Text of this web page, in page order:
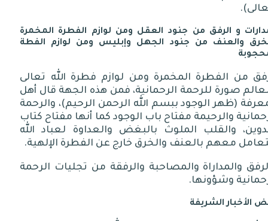
و الرفق من جنود العقل ومن لوازم الفطرة المخمرة
والعنف من جنود الجهل وإبليس ومن لوازم الفطة
من الفطرة المخمرة ومن لوازم فطرة الله تعالى
صورة للرحمة الرحمانية، فمن هذه الجهة قال أهل
(ظهر الوجود ببسم الله الرحمن الرحيم)، والرحمة
والرحيمة مفتاح باب الوجود كما أنها مفتاح كتاب
والقلب الملوث بالبغض والعداوة لعباد الله
معهم بالعنف والخرق خارج عن الفطرة الإلهية.
والمداراة والمصاحبة والرفقة من تجليات الرحمة
وشؤونها.
الأخبار الشريفة